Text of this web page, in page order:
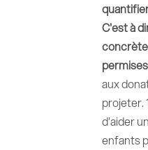
C'est à
aux
projeter.
d'aider
enfants